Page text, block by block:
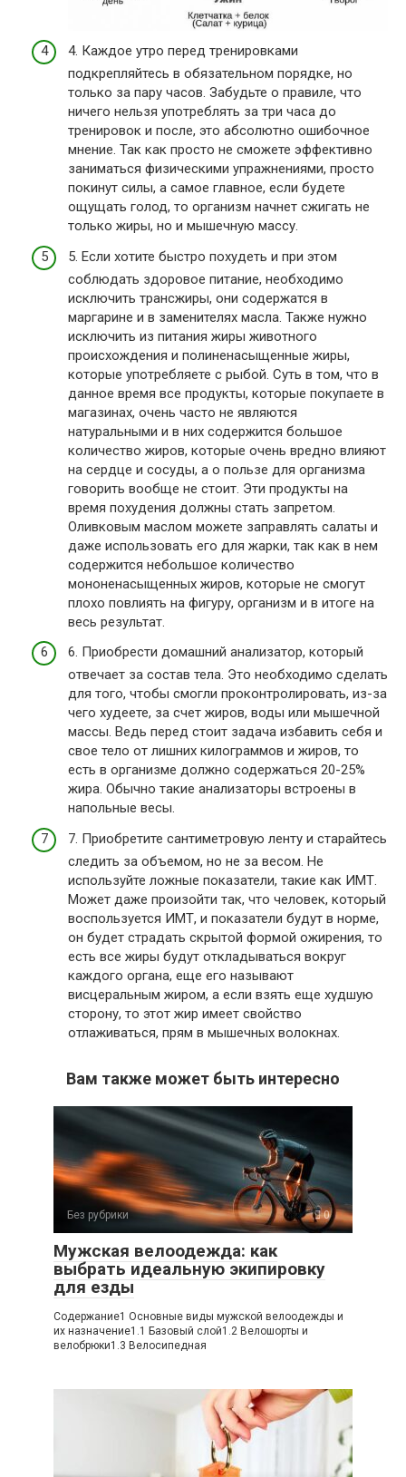
4. Каждое утро перед тренировками
подкрепляйтесь в обязательном порядке, но
только за пару часов. Забудьте о правиле, что
ничего нельзя употреблять за три часа до
тренировок и после, это абсолютно ошибочное
мнение. Так как просто не сможете эффективно
заниматься физическими упражнениями, просто
покинут силы, а самое главное, если будете
ощущать голод, то организм начнет сжигать не
только жиры, но и мышечную массу.
5. Если хотите быстро похудеть и при этом
соблюдать здоровое питание, необходимо
исключить трансжиры, они содержатся в
маргарине и в заменителях масла. Также нужно
исключить из питания жиры животного
происхождения и полиненасыщенные жиры,
которые употребляете с рыбой. Суть в том, что в
данное время все продукты, которые покупаете в
магазинах, очень часто не являются
натуральными и в них содержится большое
количество жиров, которые очень вредно влияют
на сердце и сосуды, а о пользе для организма
говорить вообще не стоит. Эти продукты на
время похудения должны стать запретом.
Оливковым маслом можете заправлять салаты и
даже использовать его для жарки, так как в нем
содержится небольшое количество
мононенасыщенных жиров, которые не смогут
плохо повлиять на фигуру, организм и в итоге на
весь результат.
6. Приобрести домашний анализатор, который
отвечает за состав тела. Это необходимо сделать
для того, чтобы смогли проконтролировать, из-за
чего худеете, за счет жиров, воды или мышечной
массы. Ведь перед стоит задача избавить себя и
свое тело от лишних килограммов и жиров, то
есть в организме должно содержаться 20-25%
жира. Обычно такие анализаторы встроены в
напольные весы.
7. Приобретите сантиметровую ленту и старайтесь
следить за объемом, но не за весом. Не
используйте ложные показатели, такие как ИМТ.
Может даже произойти так, что человек, который
воспользуется ИМТ, и показатели будут в норме,
он будет страдать скрытой формой ожирения, то
есть все жиры будут откладываться вокруг
каждого органа, еще его называют
висцеральным жиром, а если взять еще худшую
сторону, то этот жир имеет свойство
отлаживаться, прям в мышечных волокнах.
Вам также может быть интересно
Без рубрики 0
Мужская велоодежда: как
выбрать идеальную экипировку
для езды
Содержание1 Основные виды мужской велоодежды и
их назначение1.1 Базовый слой1.2 Велошорты и
велобрюки1.3 Велосипедная